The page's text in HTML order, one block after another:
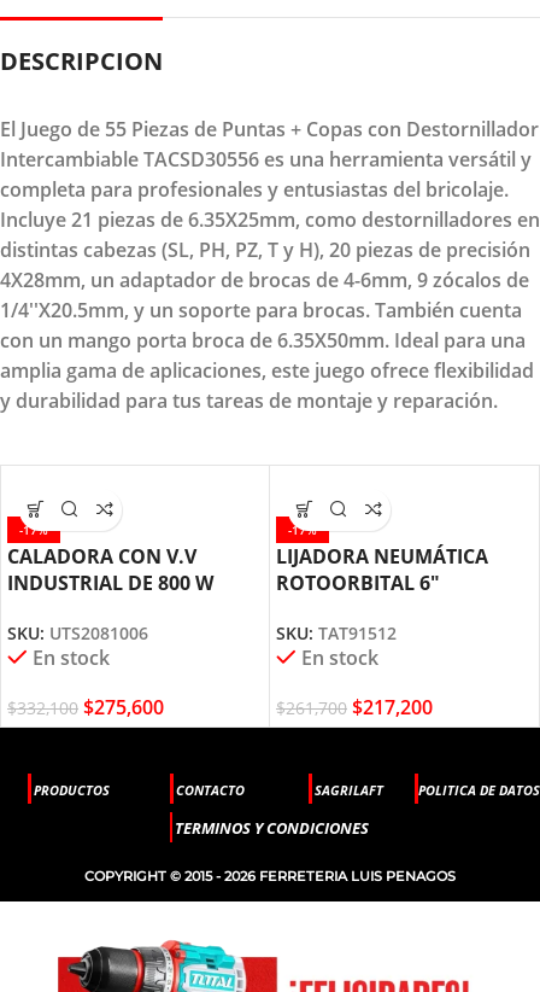
DESCRIPCION
El Juego de 55 Piezas de Puntas + Copas con Destornillador
Intercambiable TACSD30556 es una herramienta versátil y
completa para profesionales y entusiastas del bricolaje.
Incluye 21 piezas de 6.35X25mm, como destornilladores en
distintas cabezas (SL, PH, PZ, T y H), 20 piezas de precisión
4X28mm, un adaptador de brocas de 4-6mm, 9 zócalos de
1/4''X20.5mm, y un soporte para brocas. También cuenta
con un mango porta broca de 6.35X50mm. Ideal para una
amplia gama de aplicaciones, este juego ofrece flexibilidad
y durabilidad para tus tareas de montaje y reparación.
-17%
CALADORA CON V.V
INDUSTRIAL DE 800 W
SKU: UTS2081006
En stock
$332,100 $275,600
-17%
LIJADORA NEUMÁTICA
ROTOORBITAL 6″
SKU: TAT91512
En stock
$261,700 $217,200
PRODUCTOS CONTACTO SAGRILAFT POLITICA DE DATOS
TERMINOS Y CONDICIONES
COPYRIGHT © 2015 - 2026 FERRETERIA LUIS PENAGOS